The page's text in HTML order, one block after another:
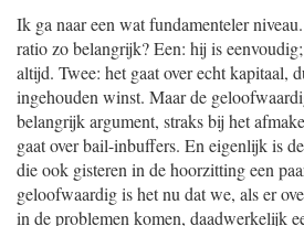
Ik ga naar een wat fundamenteler
ratio zo belangrijk? Een: hij is
altijd. Twee: het gaat over echt kapitaal,
ingehouden winst. Maar de
belangrijk argument, straks bij het
gaat over bail-inbuffers. En eigenlijk is
die ook gisteren in de hoorzitting een
geloofwaardig is het nu dat we, als er
in de problemen komen, daadwerkelijk